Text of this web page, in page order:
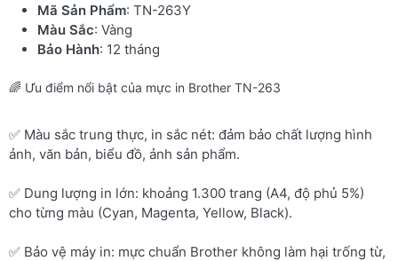
Mã Sản Phẩm: TN-263Y
Màu Sắc: Vàng
Bảo Hành: 12 tháng
🌈 Ưu điểm nổi bật của mực in Brother TN-263
✅ Màu sắc trung thực, in sắc nét: đảm bảo chất lượng hình
ảnh, văn bản, biểu đồ, ảnh sản phẩm.
✅ Dung lượng in lớn: khoảng 1.300 trang (A4, độ phủ 5%)
cho từng màu (Cyan, Magenta, Yellow, Black).
✅ Bảo vệ máy in: mực chuẩn Brother không làm hại trống từ,